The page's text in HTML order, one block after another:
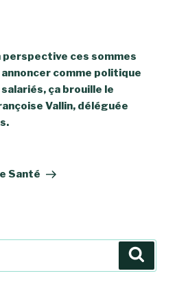
perspective ces sommes
annoncer comme politique
ça brouille le
Vallin, déléguée
Santé